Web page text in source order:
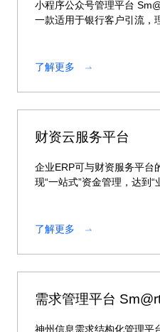
小程序公众号管理平台
一款适用于银行客户引流，
了解更多
财资云服务平台
企业ERP可与财资服务平台
现“一站式”资金管理，达到“
了解更多
需求管理平台
神州信息需求结构化管理平